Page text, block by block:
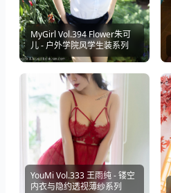
MyGirl Vol.394 Flower朱可
儿 - 户外学院风学生装系列
YouMi Vol.333 王雨纯 - 镂空
内衣与隐约透视薄纱系列